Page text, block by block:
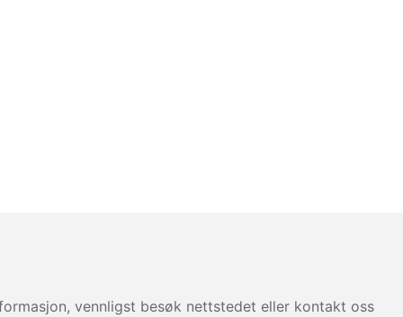
vennligst besøk nettstedet eller kontakt oss